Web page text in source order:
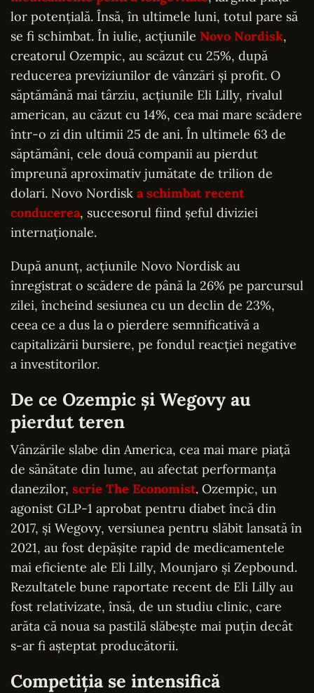
lor potențială. Însă, în ultimele luni, totul pare să
se fi schimbat. În iulie, acțiunile Novo Nordisk,
creatorul Ozempic, au scăzut cu 25%, după
reducerea previziunilor de vânzări și profit. O
săptămână mai târziu, acțiunile Eli Lilly, rivalul
american, au căzut cu 14%, cea mai mare scădere
într-o zi din ultimii 25 de ani. În ultimele 63 de
săptămâni, cele două companii au pierdut
împreună aproximativ jumătate de trilion de
dolari. Novo Nordisk a schimbat recent
conducerea, succesorul fiind șeful diviziei
internaționale.
După anunţ, acţiunile Novo Nordisk au
înregistrat o scădere de până la 26% pe parcursul
zilei, încheind sesiunea cu un declin de 23%,
ceea ce a dus la o pierdere semnificativă a
capitalizării bursiere, pe fondul reacţiei negative
a investitorilor.
De ce Ozempic și Wegovy au
pierdut teren
Vânzările slabe din America, cea mai mare piață
de sănătate din lume, au afectat performanța
danezilor, scrie The Economist. Ozempic, un
agonist GLP-1 aprobat pentru diabet încă din
2017, și Wegovy, versiunea pentru slăbit lansată în
2021, au fost depășite rapid de medicamentele
mai eficiente ale Eli Lilly, Mounjaro și Zepbound.
Rezultatele bune raportate recent de Eli Lilly au
fost relativizate, însă, de un studiu clinic, care
arăta că noua sa pastilă slăbește mai puțin decât
s-ar fi așteptat producătorii.
Competiția se intensifică